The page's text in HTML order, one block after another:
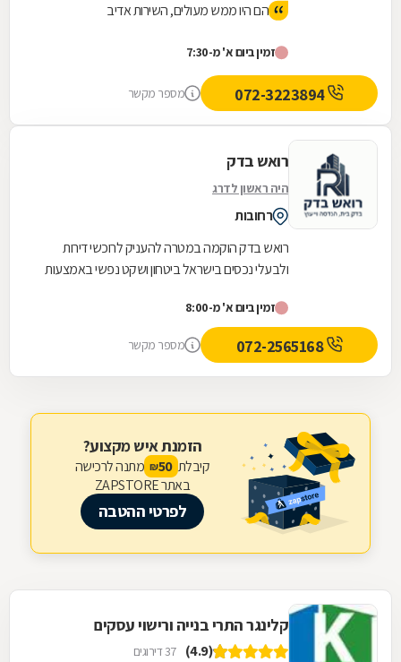
הם היו ממש מעולים, השירות אדיב
זמין ביום א' מ-7:30
072-3223894 מספר מקשר
רואש בדק
היה ראשון לדרג
רחובות
רואש בדק הוקמה במטרה להעניק לרוכשי דירות
ולבעלי נכסים בישראל ביטחון ושקט נפשי באמצעות
על ידי...
זמין ביום א' מ-8:00
072-2565168 מספר מקשר
הזמנת איש מקצוע?
קיבלת 50
₪ מתנה לרכישה
באתר ZAPSTORE
לפרטי ההטבה
קלינגר התרי בנייה ורישוי עסקים
(4.9) 37 דירוגים